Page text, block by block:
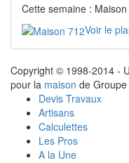
Cette semaine :
Voir le
Copyright © 1998-2014 -
pour la maison de
Devis Travaux
Artisans
Calculettes
Les Pros
A la Une